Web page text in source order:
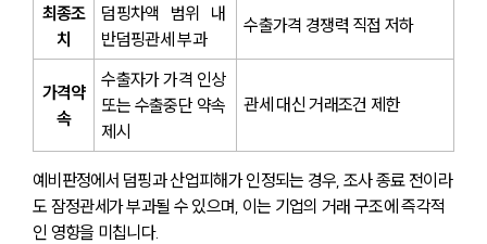
최종조
치
덤핑차액 범위 내
반덤핑관세 부과
수출가격 경쟁력 직접 저하
가격약
속
수출자가 가격 인상
또는 수출중단 약속
제시
관세 대신 거래조건 제한
예비판정에서 덤핑과 산업피해가 인정되는 경우, 조사 종료 전이라
도 잠정관세가 부과될 수 있으며, 이는 기업의 거래 구조에 즉각적
인 영향을 미칩니다.